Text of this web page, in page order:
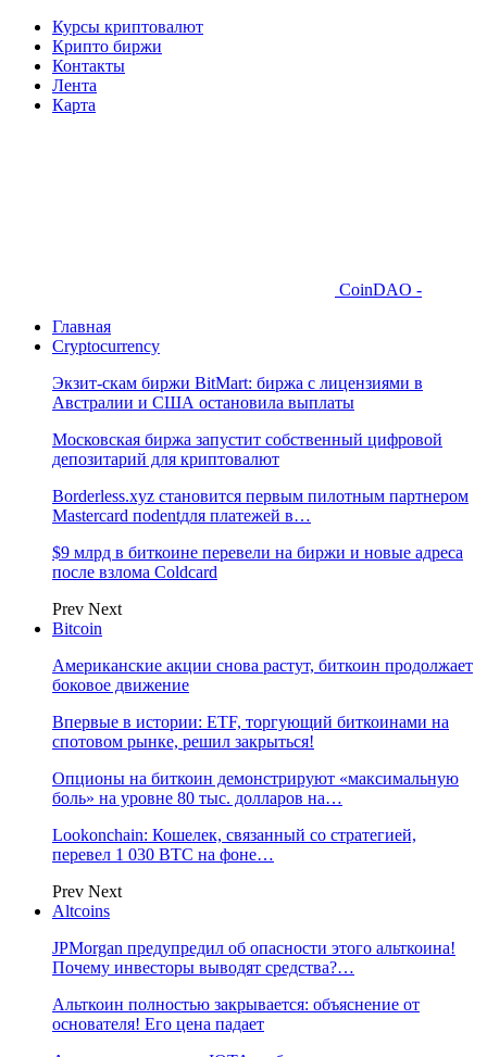
Курсы криптовалют
Крипто биржи
Контакты
Лента
Карта
CoinDAO -
Главная
Cryptocurrency
Экзит-скам биржи BitMart: биржа с лицензиями в
Австралии и США остановила выплаты
Московская биржа запустит собственный цифровой
депозитарий для криптовалют
Borderless.xyz становится первым пилотным партнером
Mastercard поdentдля платежей в…
$9 млрд в биткоине перевели на биржи и новые адреса
после взлома Coldcard
Prev Next
Bitcoin
Американские акции снова растут, биткоин продолжает
боковое движение
Впервые в истории: ETF, торгующий биткоинами на
спотовом рынке, решил закрыться!
Опционы на биткоин демонстрируют «максимальную
боль» на уровне 80 тыс. долларов на…
Lookonchain: Кошелек, связанный со стратегией,
перевел 1 030 BTC на фоне…
Prev Next
Altcoins
JPMorgan предупредил об опасности этого альткоина!
Почему инвесторы выводят средства?…
Альткоин полностью закрывается: объяснение от
основателя! Его цена падает